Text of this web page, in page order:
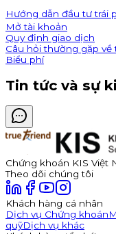
Hướng dẫn đầu tư trái
Mở tài khoản
Quy định giao dịch
Câu hỏi thường gặp về
Biểu phí
Tin tức và sự
Chứng khoán KIS Việt
Theo dõi chúng tôi
Khách hàng cá nhân
Dịch vụ Chứng khoán
quỹDịch vụ khác